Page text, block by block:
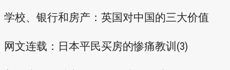
学校、银行和房产：英国对中国的三大价值
网文连载：日本平民买房的惨痛教训(3)